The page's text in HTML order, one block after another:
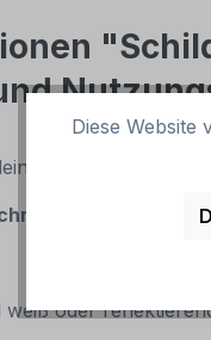
- mit
-
weiß oder
Diese Website